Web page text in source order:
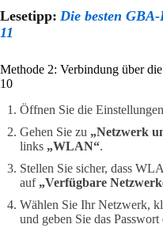
Lesetipp: Die besten
11
Methode 2: Verbindung über
10
Öffnen Sie die
Gehen Sie zu „Netzwerk
links „WLAN“.
Stellen Sie sicher, dass
auf „Verfügbare
Wählen Sie Ihr Netzwerk,
und geben Sie das Passwort